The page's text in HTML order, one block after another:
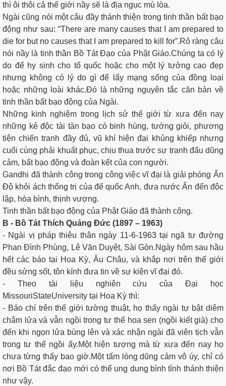
thì ôi thôi cả thế giới nầy sẽ là địa ngục mù lòa.
Ngài cũng nói một câu đầy thánh thiện trong tinh thần bất bạo
động như sau: “There are many causes that I am prepared to
die for but no causes that I am prepared to kill for”.Rỏ ràng câu
nói nầy là tinh thần Bồ Tát Đạo của Phật Giáo.Chúng ta có lý
do để hy sinh cho tổ quốc hoặc cho một lý tưởng cao đẹp
nhưng không có lý do gì để lấy mạng sống của đồng loại
hoặc những loài khác.Đó là những nguyên tắc căn bản về
tinh thần bất bạo động của Ngài.
Những kinh nghiệm trong lịch sử thế giới từ xưa đến nay
những kẻ độc tài tàn bạo có binh hùng, tướng giỏi, phương
tiện chiến tranh đầy đủ, vũ khí hiện đại khủng khiếp nhưng
cuối cùng phải khuất phục, chịu thua trước sự tranh đấu dũng
cảm, bất bạo động và đoàn kết của con người.
Gandhi đã thành công trong công việc vĩ đại là giải phóng Ấn
Độ khỏi ách thống trị của đế quốc Anh, đưa nước Ấn đến độc
lập, hòa bình, thịnh vượng.
Tinh thần bất bạo động của Phật Giáo đã thành công.
B - Bồ Tát Thích Quảng Đức (1897 – 1963)
- Ngài vị pháp thiêu thân ngày 11-6-1963 tại ngã tư đường
Phan Đình Phùng, Lê Văn Duyệt, Sài Gòn.Ngày hôm sau hầu
hết các báo tại Hoa Kỳ, Âu Châu, và khắp nơi trên thế giới
đều sửng sốt, tôn kính đưa tin về sự kiện vĩ đại đó.
- Theo tài liệu nghiên cứu của Đại học
MissouriStateUniversity tại Hoa Kỳ thì:
- Báo chí trên thế giới tường thuật, họ thấy ngài tự bật diêm
châm lửa và vẫn ngồi trong tư thế hoa sen (ngồi kiết già) cho
đến khi ngọn lửa bùng lên và xác nhận ngài đã viên tịch vẫn
trong tư thế ngồi ấy.Một hiện tượng mà từ xưa đến nay họ
chưa từng thấy bao giờ.Một tấm lòng dũng cảm vô úy, chỉ có
nơi Bồ Tát đắc đạo mới có thể ung dung bình tỉnh thánh thiện
như vậy.